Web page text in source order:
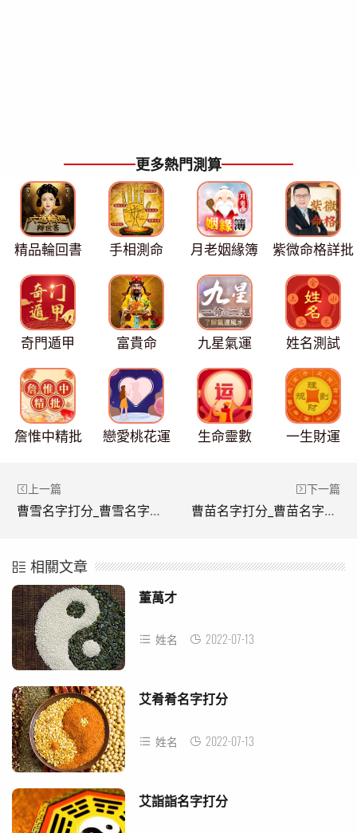
更多熱門測算
精品輪回書 手相測命 月老姻緣簿 紫微命格詳批
奇門遁甲 富貴命 九星氣運 姓名測試
詹惟中精批 戀愛桃花運 生命靈數 一生財運
上一篇
曹雪名字打分_曹雪名字打多少分
下一篇
曹苗名字打分_曹苗名字打多少分
相關文章
董萬才
姓名 2022-07-13
艾肴肴名字打分
姓名 2022-07-13
艾詣詣名字打分